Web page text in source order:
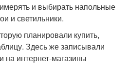
и выбирать напольные
и светильники.
планировали купить,
Здесь же записывали
интернет-магазины